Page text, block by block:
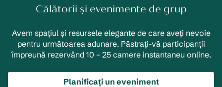
Călătorii și evenimente de grup
Avem spațiul și resursele elegante de care aveți nevoie
pentru următoarea adunare. Păstrați-vă participanții
împreună rezervând 10 – 25 camere instantaneu online.
Planificați un eveniment